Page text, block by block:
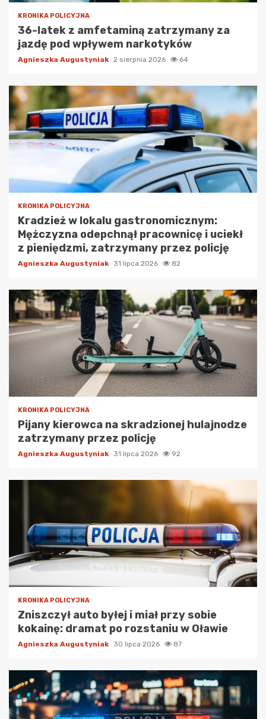
KRONIKA POLICYJNA
36-latek z amfetaminą zatrzymany za
jazdę pod wpływem narkotyków
Agnieszka Augustyniak 2 sierpnia 2026 64
KRONIKA POLICYJNA
Kradzież w lokalu gastronomicznym:
Mężczyzna odepchnął pracownicę i uciekł
z pieniędzmi, zatrzymany przez policję
Agnieszka Augustyniak 31 lipca 2026 82
KRONIKA POLICYJNA
Pijany kierowca na skradzionej hulajnodze
zatrzymany przez policję
Agnieszka Augustyniak 31 lipca 2026 92
KRONIKA POLICYJNA
Zniszczył auto byłej i miał przy sobie
kokainę: dramat po rozstaniu w Oławie
Agnieszka Augustyniak 30 lipca 2026 87